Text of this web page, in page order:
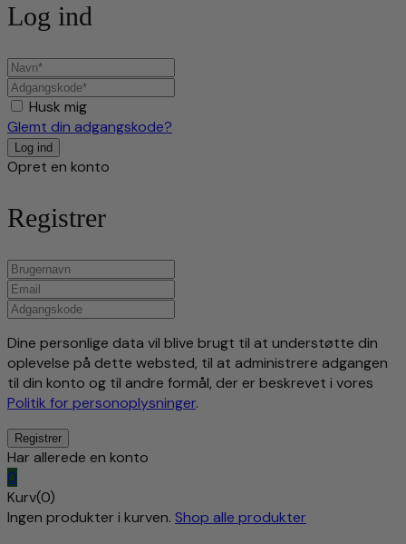
Log ind
Husk mig
Glemt din adgangskode?
Opret en konto
Registrer
Dine personlige data vil blive brugt til at understøtte din
oplevelse på dette websted, til at administrere adgangen
til din konto og til andre formål, der er beskrevet i vores
Politik for personoplysninger.
Har allerede en konto
0
Kurv(0)
Ingen produkter i kurven. Shop alle produkter